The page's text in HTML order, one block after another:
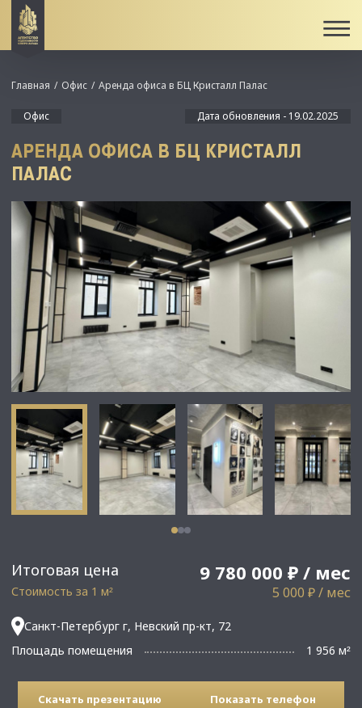
Итоговая цена 9 780 000 ₽ / мес
Стоимость за 1 м² 5 000 ₽ / мес
Санкт-Петербург г, Невский пр-кт, 72
Площадь помещения
1 956 м²
Главная Офис Аренда офиса в БЦ Кристалл Палас
Офис Дата обновления - 19.02.2025
АРЕНДА ОФИСА В БЦ КРИСТАЛЛ
ПАЛАС
Скачать презентацию Показать телефон